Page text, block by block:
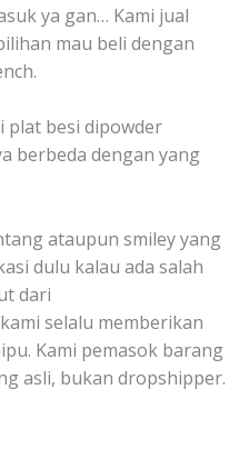
ya gan… Kami jual
mau beli dengan
plat besi dipowder
berbeda dengan yang
ataupun smiley yang
dulu kalau ada salah
dari
selalu memberikan
Kami pemasok barang
asli, bukan dropshipper.